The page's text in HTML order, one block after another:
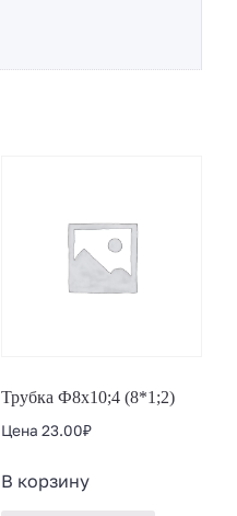
Трубка Ф8х10;4 (8*1;2)
Цена 23.00₽
В корзину